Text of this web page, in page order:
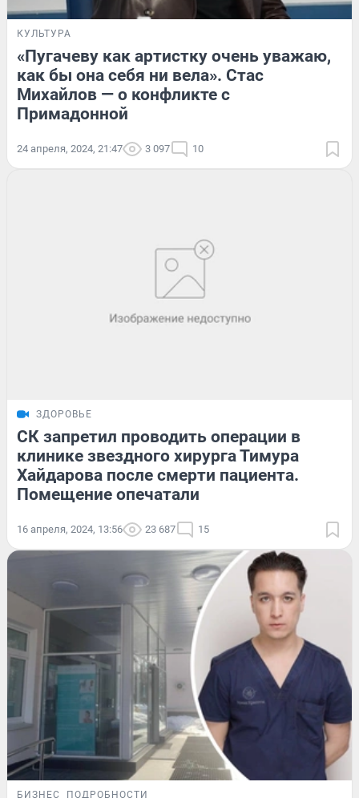
КУЛЬТУРА
«Пугачеву как артистку очень уважаю,
как бы она себя ни вела». Стас
Михайлов — о конфликте с
Примадонной
24 апреля, 2024, 21:47 3 097 10
ЗДОРОВЬЕ
СК запретил проводить операции в
клинике звездного хирурга Тимура
Хайдарова после смерти пациента.
Помещение опечатали
16 апреля, 2024, 13:56 23 687 15
БИЗНЕС ПОДРОБНОСТИ